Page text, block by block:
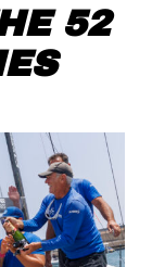
52